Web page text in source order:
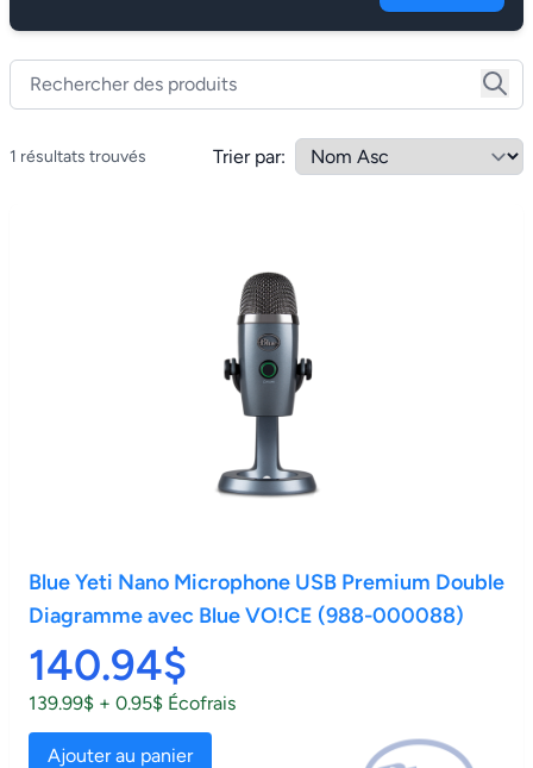
1 résultats trouvés Trier par:
Blue Yeti Nano Microphone USB Premium Double
Diagramme avec Blue VO!CE (988-000088)
140.94$
139.99$ + 0.95$ Écofrais
Ajouter au panier